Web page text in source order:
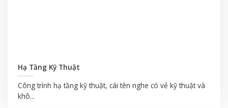
Hạ Tầng Kỹ Thuật
Công trình hạ tầng kỹ thuật, cái tên nghe có vẻ kỹ thuật và
khô...